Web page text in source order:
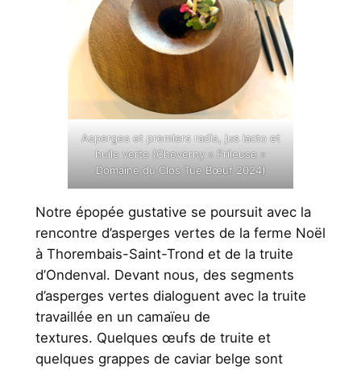
Asperges et premiers radis, jus lacto et
huile verte (Cheverny « Frileuse »
Domaine du Clos Tue Bœuf 2024)
Notre épopée gustative se poursuit avec la
rencontre d’asperges vertes de la ferme Noël
à Thorembais-Saint-Trond et de la truite
d’Ondenval. Devant nous, des segments
d’asperges vertes dialoguent avec la truite
travaillée en un camaïeu de
textures. Quelques œufs de truite et
quelques grappes de caviar belge sont